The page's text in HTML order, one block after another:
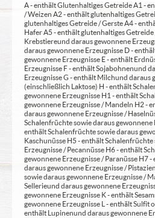
A - enthält Glutenhaltiges Getreide A1 -
/ Weizen A2 - enthält glutenhaltiges
glutenhaltiges Getreide / Gerste A4 -
Hafer A5 - enthält glutenhaltiges
Krebstiere und daraus gewonnene
daraus gewonnene Erzeugnisse D -
gewonnene Erzeugnisse E - enthält
Erzeugnisse F - enthält Sojabohnen und
Erzeugnisse G - enthält Milch und daraus
(einschließlich Laktose) H - enthält
gewonnene Erzeugnisse H1 - enthält
gewonnene Erzeugnisse / Mandeln H2 -
daraus gewonnene Erzeugnisse /
Schalenfrüchte sowie daraus gewonnene
enthält Schalenfrüchte sowie daraus
Kaschunüsse H5 - enthält
Erzeugnisse / Pecannüsse H6 - enthält
gewonnene Erzeugnisse / Paranüsse H7
daraus gewonnene Erzeugnisse /
sowie daraus gewonnene Erzeugnisse /
Sellerie und daraus gewonnene
gewonnene Erzeugnisse K - enthält
gewonnene Erzeugnisse L - enthält Sulfit
enthält Lupinen und daraus gewonnene